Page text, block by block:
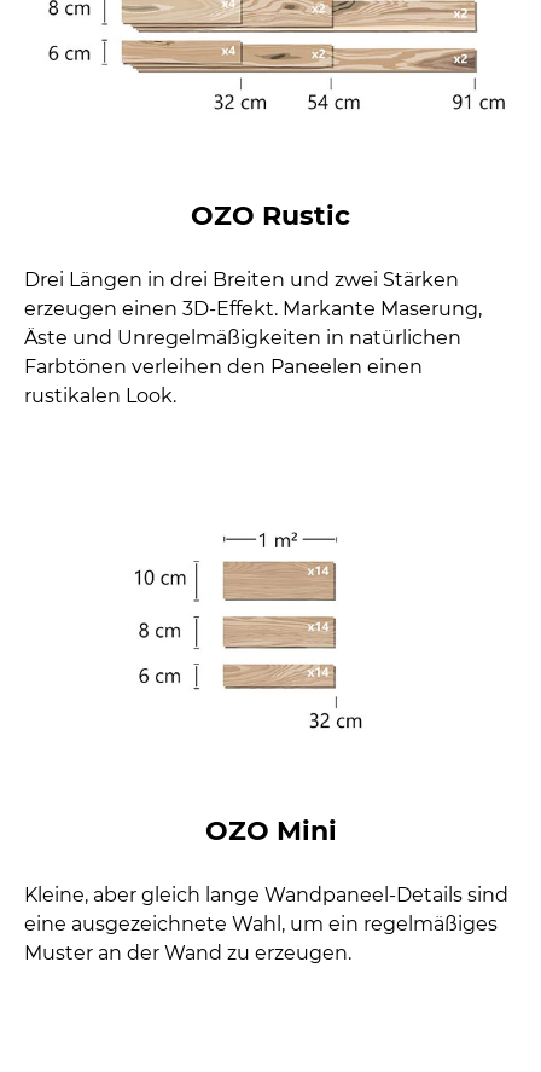
OZO Rustic
Drei Längen in drei Breiten und zwei Stärken
erzeugen einen 3D-Effekt. Markante Maserung,
Äste und Unregelmäßigkeiten in natürlichen
Farbtönen verleihen den Paneelen einen
rustikalen Look.
OZO Mini
Kleine, aber gleich lange Wandpaneel-Details sind
eine ausgezeichnete Wahl, um ein regelmäßiges
Muster an der Wand zu erzeugen.